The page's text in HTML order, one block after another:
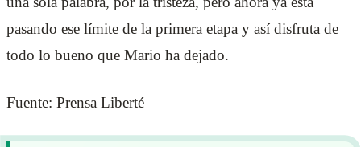
pasando ese límite de la primera etapa y así disfruta de
todo lo bueno que Mario ha dejado.
Fuente: Prensa Liberté